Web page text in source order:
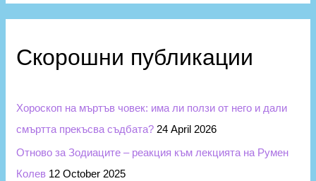
a
c
o
r
:
Скорошни публикации
Хороскоп на мъртъв човек: има ли ползи от него и дали
смъртта прекъсва съдбата? 24 April 2026
Отново за Зодиаците – реакция към лекцията на Румен
Колев 12 October 2025
и